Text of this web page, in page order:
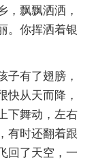
，飘飘洒洒，
。你挥洒着银
子有了翅膀，
快从天而降，
下舞动，左右
有时还翻着跟
回了天空，一